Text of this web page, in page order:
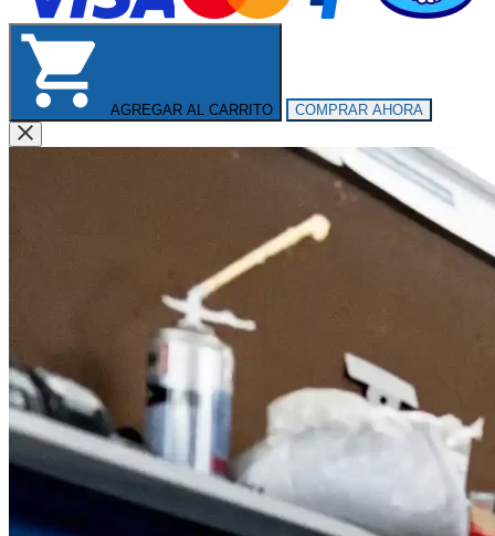
AGREGAR AL CARRITO COMPRAR AHORA